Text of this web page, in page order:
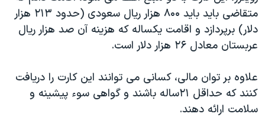
همایش محافظه‌کاران آمریکا «سی‌پک»
صفحه‌های ویژه
متقاضی باید باید ۸۰۰ هزار ریال سعودی (حدود ۲۱۳ هزار
دلار) برپردازد و اقامت یکساله که هزینه آن صد هزار ریال
عربستان معادل ۲۶ هزار دلار است.
علاوه بر توان مالی، کسانی می توانند این کارت را دریافت
کنند که حداقل ۲۱ساله باشند و گواهی سوء پیشینه و
سلامت ارائه دهند.